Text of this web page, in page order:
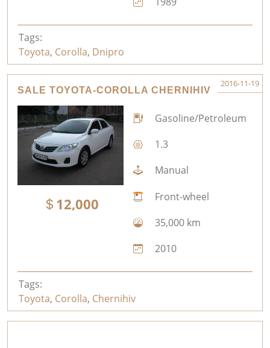
Tags:
Toyota, Corolla, Dnipro
SALE TOYOTA-COROLLA CHERNIHIV
2016-11-19
12,000
Gasoline/Petroleum
1.3
Manual
Front-wheel
35,000 km
2010
Tags:
Toyota, Corolla, Chernihiv